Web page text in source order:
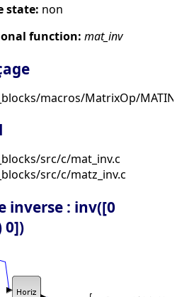
state: non
function: mat_inv
macros/MatrixOp/
src/c/mat_inv.c
src/c/matz_inv.c
inverse : inv([0
0])